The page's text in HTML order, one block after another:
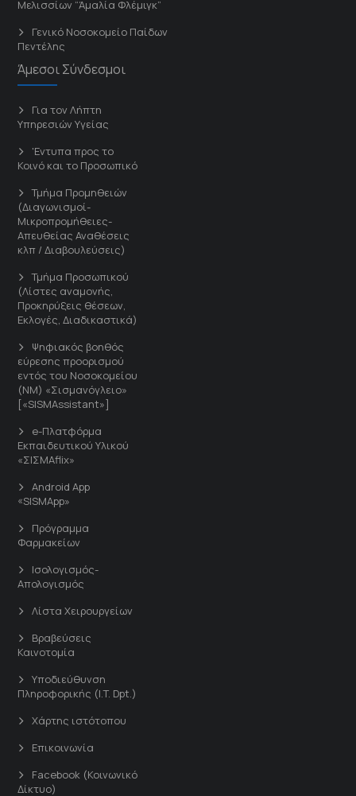
Μελισσίων “Άμαλία Φλέμιγκ”
Γενικό Νοσοκομείο Παίδων
Πεντέλης
Άμεσοι Σύνδεσμοι
Για τον Λήπτη
Υπηρεσιών Υγείας
'Εντυπα προς το
Κοινό και το Προσωπικό
Τμήμα Προμηθειών
(Διαγωνισμοί-
Μικροπρομήθειες-
Απευθείας Αναθέσεις
κλπ / Διαβουλεύσεις)
Τμήμα Προσωπικού
(Λίστες αναμονής,
Προκηρύξεις θέσεων,
Εκλογές, Διαδικαστικά)
Ψηφιακός βοηθός
εύρεσης προορισμού
εντός του Νοσοκομείου
(ΝΜ) «Σισμανόγλειο»
[«SISMAssistant»]
e-Πλατφόρμα
Εκπαιδευτικού Υλικού
«ΣΙΣΜΑflix»
Android App
«SISMApp»
Πρόγραμμα
Φαρμακείων
Ισολογισμός-
Απολογισμός
Λίστα Χειρουργείων
Βραβεύσεις
Καινοτομία
Υποδιεύθυνση
Πληροφορικής (I.T. Dpt.)
Χάρτης ιστότοπου
Επικοινωνία
Facebook (Κοινωνικό
Δίκτυο)